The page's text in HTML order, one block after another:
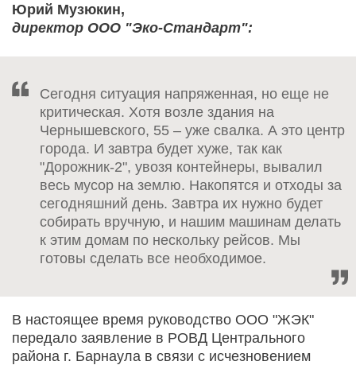
Юрий Музюкин,
директор ООО "Эко-Стандарт":
Сегодня ситуация напряженная, но еще не
критическая. Хотя возле здания на
Чернышевского, 55 – уже свалка. А это центр
города. И завтра будет хуже, так как
"Дорожник-2", увозя контейнеры, вывалил
весь мусор на землю. Накопятся и отходы за
сегодняшний день. Завтра их нужно будет
собирать вручную, и нашим машинам делать
к этим домам по нескольку рейсов. Мы
готовы сделать все необходимое.
В настоящее время руководство ООО "ЖЭК"
передало заявление в РОВД Центрального
района г. Барнаула в связи с исчезновением